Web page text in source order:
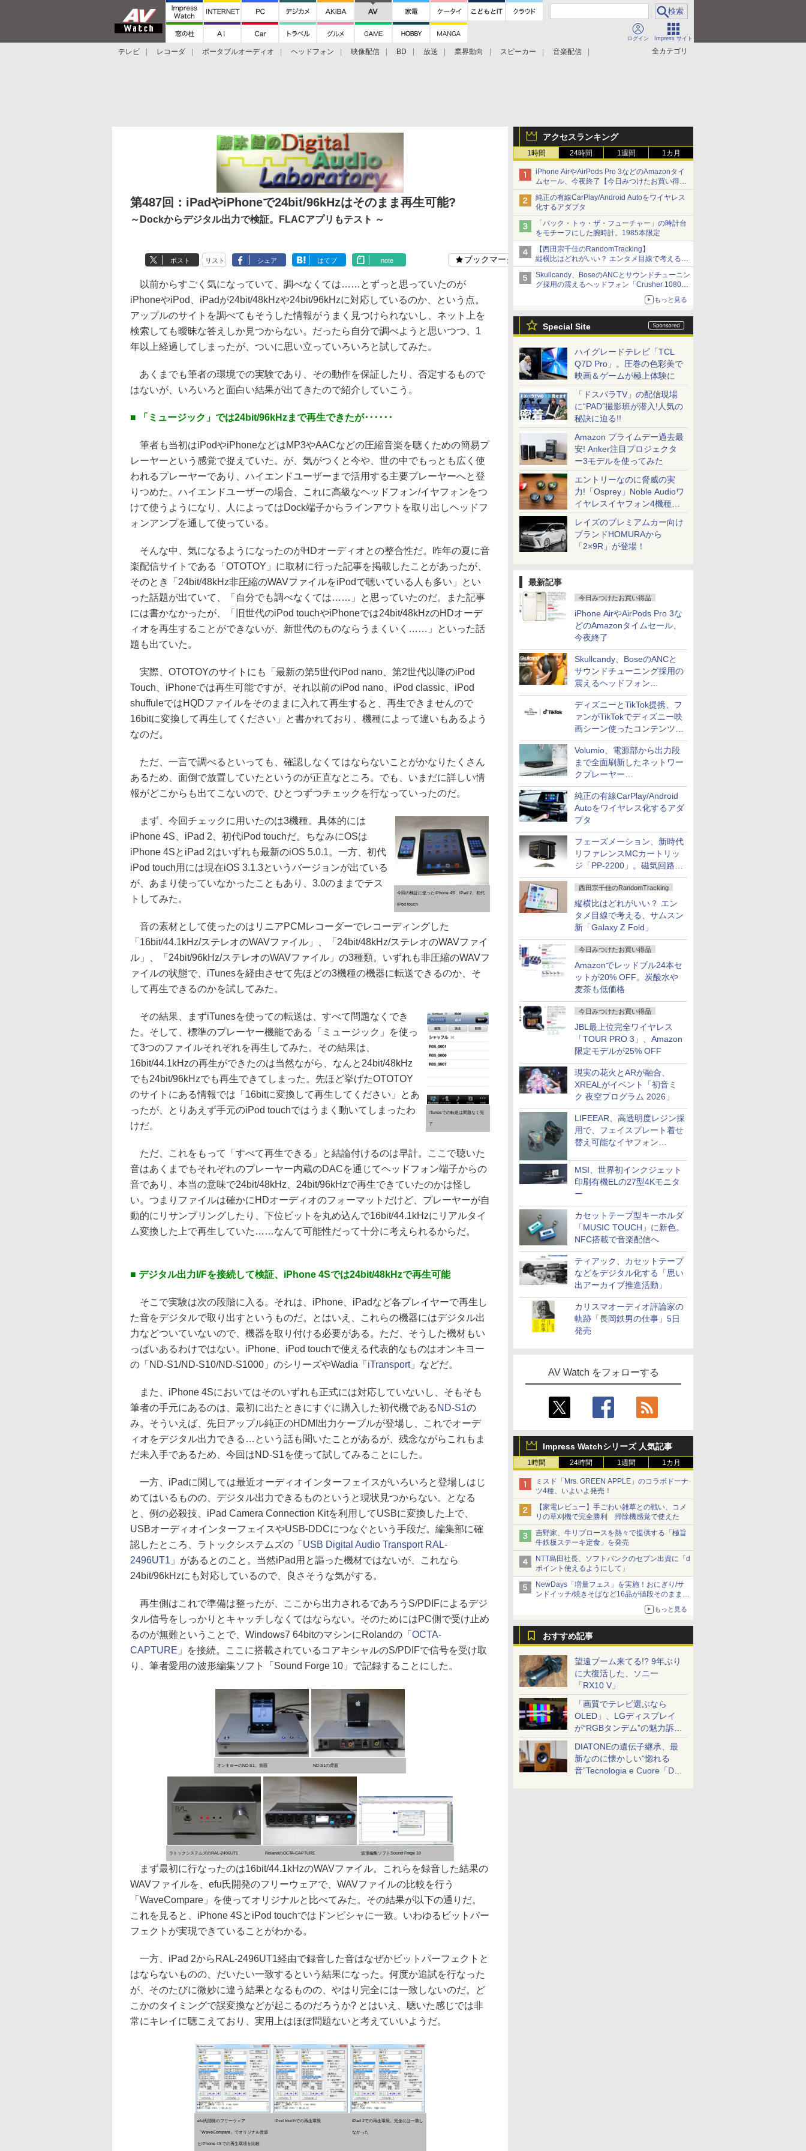
ログイン Impress サイト
全カテゴリ
テレビ レコーダ ポータブルオーディオ ヘッドフォン 映像配信 BD 放送 業界動向 スピーカー
音楽配信
アクセスランキング
1時間 24時間 1週間 1カ月
iPhone AirやAirPods Pro 3などのAmazonタイ
ムセール、今夜終了【今日みつけたお買い得
品】
純正の有線CarPlay/Android Autoをワイヤレス
化するアダプタ
「バック・トゥ・ザ・フューチャー」の時計台
をモチーフにした腕時計。1985本限定
【西田宗千佳のRandomTracking】
縦横比はどれがいい？ エンタメ目線で考える、
サムスン新「Galaxy Z Fold」
Skullcandy、BoseのANCとサウンドチューニン
グ採用の震えるヘッドフォン「Crusher 1080
もっと見る
Special Site
ハイグレードテレビ「TCL
Q7D Pro」。圧巻の色彩美で
映画＆ゲームが極上体験に
「ドスパラTV」の配信現場
に“PAD”撮影班が潜入!人気の
秘訣に迫る!!
Amazon プライムデー過去最
安! Anker注目プロジェクタ
ー3モデルを使ってみた
エントリーなのに脅威の実
力!「Osprey」Noble Audioワ
イヤレスイヤフォン4機種を
一気に聴く
レイズのプレミアムカー向け
ブランドHOMURAから
「2×9R」が登場！
最新記事
今日みつけたお買い得品
iPhone AirやAirPods Pro 3な
どのAmazonタイムセール、
今夜終了
Skullcandy、BoseのANCと
サウンドチューニング採用の
震えるヘッドフォン
「Crusher 1080 ANC」
ディズニーとTikTok提携、フ
ァンがTikTokでディズニー映
画シーン使ったコンテンツ制
作、Disney+にも配信
Volumio、電源部から出力段
まで全面刷新したネットワー
クプレーヤー
「Primo（2026）」
純正の有線CarPlay/Android
Autoをワイヤレス化するアダ
プタ
フェーズメーション、新時代
リファレンスMCカートリッ
ジ「PP-2200」。磁気回路や
ハウジングを根本から見直し
西田宗千佳のRandomTracking
縦横比はどれがいい？ エン
タメ目線で考える、サムスン
新「Galaxy Z Fold」
今日みつけたお買い得品
Amazonでレッドブル24本セ
ットが20% OFF。炭酸水や
麦茶も低価格
今日みつけたお買い得品
JBL最上位完全ワイヤレス
「TOUR PRO 3」、Amazon
限定モデルが25% OFF
現実の花火とARが融合、
XREALがイベント「初音ミ
ク 夜空プログラム 2026」
LIFEEAR、高透明度レジン採
用で、フェイスプレート着せ
替え可能なイヤフォン
MSI、世界初インクジェット
印刷有機ELの27型4Kモニタ
ー
カセットテープ型キーホルダ
「MUSIC TOUCH」に新色。
NFC搭載で音楽配信へ
ティアック、カセットテープ
などをデジタル化する「思い
出アーカイブ推進活動」
カリスマオーディオ評論家の
軌跡「長岡鉄男の仕事」5日
発売
AV Watch をフォローする
Impress Watchシリーズ 人気記事
1時間 24時間 1週間 1カ月
ミスド「Mrs. GREEN APPLE」のコラボドーナ
ツ4種、いよいよ発売！
【家電レビュー】手ごわい雑草との戦い、コメ
リの草刈機で完全勝利 掃除機感覚で使えた
吉野家、牛リブロースを熱々で提供する「極旨
牛鉄板ステーキ定食」を発売
NTT島田社長、ソフトバンクのセブン出資に「d
ポイント使えるようにして」
NewDays「増量フェス」を実施！おにぎり/サ
ンドイッチ/焼きそばなど16品が値段そのままで
もっと見る
おすすめ記事
望遠ブーム来てる!? 9年ぶり
に大復活した、ソニー
「RX10 V」
「画質でテレビ選ぶなら
OLED」、LGディスプレイ
が“RGBタンデム”の魅力訴
求。液晶とのガチ比較も
DIATONEの遺伝子継承、最
新なのに懐かしい“惚れる
音”Tecnologia e Cuore「DS-
第487回：iPadやiPhoneで24bit/96kHzはそのまま再生可能?
～Dockからデジタル出力で検証。FLACアプリもテスト ～
ポスト リスト シェア はてブ note ブックマーク
以前からすごく気になっていて、調べなくては……とずっと思っていたのが
iPhoneやiPod、iPadが24bit/48kHzや24bit/96kHzに対応しているのか、という点。
アップルのサイトを調べてもそうした情報がうまく見つけられないし、ネット上を
検索しても曖昧な答えしか見つからない。だったら自分で調べようと思いつつ、1
年以上経過してしまったが、ついに思い立っていろいろと試してみた。
あくまでも筆者の環境での実験であり、その動作を保証したり、否定するもので
はないが、いろいろと面白い結果が出てきたので紹介していこう。
■ 「ミュージック」では24bit/96kHzまで再生できたが･･････
筆者も当初はiPodやiPhoneなどはMP3やAACなどの圧縮音楽を聴くための簡易プ
レーヤーという感覚で捉えていた。が、気がつくと今や、世の中でもっとも広く使
われるプレーヤーであり、ハイエンドユーザーまで活用する主要プレーヤーへと登
りつめた。ハイエンドユーザーの場合、これに高級なヘッドフォン/イヤフォンをつ
けて使うようになり、人によってはDock端子からラインアウトを取り出しヘッドフ
ォンアンプを通して使っている。
そんな中、気になるようになったのがHDオーディオとの整合性だ。昨年の夏に音
楽配信サイトである「OTOTOY」に取材に行った記事を掲載したことがあったが、
そのとき「24bit/48kHz非圧縮のWAVファイルをiPodで聴いている人も多い」とい
った話題が出ていて、「自分でも調べなくては……」と思っていたのだ。また記事
には書かなかったが、「旧世代のiPod touchやiPhoneでは24bit/48kHzのHDオーデ
ィオを再生することができないが、新世代のものならうまくいく……」といった話
題も出ていた。
実際、OTOTOYのサイトにも「最新の第5世代iPod nano、第2世代以降のiPod
Touch、iPhoneでは再生可能ですが、それ以前のiPod nano、iPod classic、iPod
shuffuleではHQDファイルをそのままに入れて再生すると、再生できませんので
16bitに変換して再生してください」と書かれており、機種によって違いもあるよう
なのだ。
ただ、一言で調べるといっても、確認しなくてはならないことがかなりたくさん
あるため、面倒で放置していたというのが正直なところ。でも、いまだに詳しい情
報がどこからも出てこないので、ひとつずつチェックを行なっていったのだ。
今回の検証に使ったiPhone 4S、iPad 2、初代
iPod touch
まず、今回チェックに用いたのは3機種。具体的には
iPhone 4S、iPad 2、初代iPod touchだ。ちなみにOSは
iPhone 4SとiPad 2はいずれも最新のiOS 5.0.1。一方、初代
iPod touch用には現在iOS 3.1.3というバージョンが出ている
が、あまり使っていなかったこともあり、3.0のままでテス
トしてみた。
音の素材として使ったのはリニアPCMレコーダーでレコーディングした
「16bit/44.1kHz/ステレオのWAVファイル」、「24bit/48kHz/ステレオのWAVファイ
ル」、「24bit/96kHz/ステレオのWAVファイル」の3種類。いずれも非圧縮のWAVフ
ァイルの状態で、iTunesを経由させて先ほどの3機種の機器に転送できるのか、そ
して再生できるのかを試してみた。
iTunesでの転送は問題なく完
了
その結果、まずiTunesを使っての転送は、すべて問題なくでき
た。そして、標準のプレーヤー機能である「ミュージック」を使っ
て3つのファイルそれぞれを再生してみた。その結果は、
16bit/44.1kHzの再生ができたのは当然ながら、なんと24bit/48kHz
でも24bit/96kHzでも再生できてしまった。先ほど挙げたOTOTOY
のサイトにある情報では「16bitに変換して再生してください」とあ
ったが、とりあえず手元のiPod touchではうまく動いてしまったわ
けだ。
ただ、これをもって「すべて再生できる」と結論付けるのは早計。ここで聴いた
音はあくまでもそれぞれのプレーヤー内蔵のDACを通じてヘッドフォン端子からの
音であり、本当の意味で24bit/48kHz、24bit/96kHzで再生できていたのかは怪し
い。つまりファイルは確かにHDオーディオのフォーマットだけど、プレーヤーが自
動的にリサンプリングしたり、下位ビットを丸め込んで16bit/44.1kHzにリアルタイ
ム変換した上で再生していた……なんて可能性だって十分に考えられるからだ。
■ デジタル出力I/Fを接続して検証、iPhone 4Sでは24bit/48kHzで再生可能
そこで実験は次の段階に入る。それは、iPhone、iPadなど各プレイヤーで再生し
た音をデジタルで取り出すというものだ。とはいえ、これらの機器にはデジタル出
力などついていないので、機器を取り付ける必要がある。ただ、そうした機材もい
っぱいあるわけではない。iPhone、iPod touchで使える代表的なものはオンキヨー
の「ND-S1/ND-S10/ND-S1000」のシリーズやWadia「 iTransport」などだ。
また、iPhone 4Sにおいてはそのいずれも正式には対応していないし、そもそも
筆者の手元にあるのは、最初に出たときにすぐに購入した初代機である ND-S1の
み。そういえば、先日アップル純正のHDMI出力ケーブルが登場し、これでオーデ
ィオをデジタル出力できる…という話も聞いたことがあるが、残念ながらこれもま
だ未入手であるため、今回はND-S1を使って試してみることにした。
一方、iPadに関しては最近オーディオインターフェイスがいろいろと登場しはじ
めてはいるものの、デジタル出力できるものというと現状見つからない。となる
と、例の必殺技、iPad Camera Connection Kitを利用してUSBに変換した上で、
USBオーディオインターフェイスやUSB-DDCにつなぐという手段だ。編集部に確
認したところ、ラトックシステムズの「 USB Digital Audio Transport RAL-
2496UT1 」があるとのこと。当然iPad用と謳った機材ではないが、これなら
24bit/96kHzにも対応しているので、良さそうな気がする。
再生側はこれで準備は整ったが、ここから出力されるであろうS/PDIFによるデジ
タル信号をしっかりとキャッチしなくてはならない。そのためにはPC側で受け止め
るのが無難ということで、Windows7 64bitのマシンにRolandの「 OCTA-
CAPTURE 」を接続。ここに搭載されているコアキシャルのS/PDIFで信号を受け取
り、筆者愛用の波形編集ソフト「Sound Forge 10」で記録することにした。
オンキヨーのND-S1。前面 ND-S1の背面
ラトックシステムズのRAL-2496UT1 RolandのOCTA-CAPTURE 波形編集ソフトSound Forge 10
まず最初に行なったのは16bit/44.1kHzのWAVファイル。これらを録音した結果の
WAVファイルを、efu氏開発のフリーウェアで、WAVファイルの比較を行う
「WaveCompare」を使ってオリジナルと比べてみた。その結果が以下の通りだ。
これを見ると、iPhone 4SとiPod touchではドンピシャに一致。いわゆるビットパー
フェクトが実現できていることがわかる。
一方、iPad 2からRAL-2496UT1経由で録音した音はなぜかビットパーフェクトと
はならないものの、だいたい一致するという結果になった。何度か追試を行なった
が、そのたびに微妙に違う結果となるものの、やはり完全には一致しないのだ。ど
こかのタイミングで誤変換などが起こるのだろうか? とはいえ、聴いた感じでは非
常にキレイに聴こえており、実用上はほぼ問題ないと考えていいようだ。
efu氏開発のフリーウェア
「WaveCompare」でオリジナル音源
とiPhone 4Sでの再生環境を比較
iPod touchでの再生環境 iPad 2での再生環境。完全には一致し
なかった